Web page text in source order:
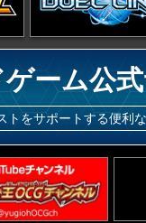
ーム公
トをサポートする便利